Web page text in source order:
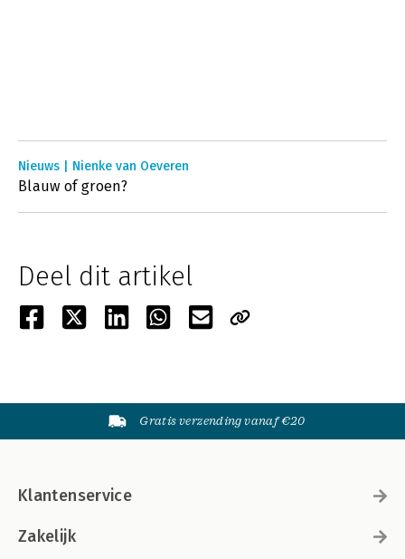
Nieuws | Nienke van Oeveren
Blauw of groen?
Deel dit artikel
Gratis verzending vanaf €20
Klantenservice
Zakelijk